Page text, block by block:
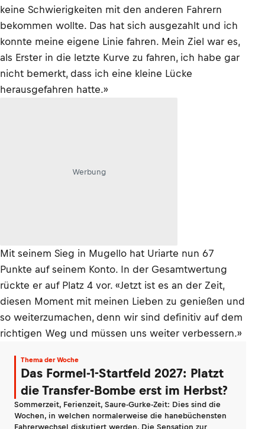
keine Schwierigkeiten mit den anderen Fahrern
bekommen wollte. Das hat sich ausgezahlt und ich
konnte meine eigene Linie fahren. Mein Ziel war es,
als Erster in die letzte Kurve zu fahren, ich habe gar
nicht bemerkt, dass ich eine kleine Lücke
herausgefahren hatte.»
Werbung
Mit seinem Sieg in Mugello hat Uriarte nun 67
Punkte auf seinem Konto. In der Gesamtwertung
rückte er auf Platz 4 vor. «Jetzt ist es an der Zeit,
diesen Moment mit meinen Lieben zu genießen und
so weiterzumachen, denn wir sind definitiv auf dem
richtigen Weg und müssen uns weiter verbessern.»
Thema der Woche
Das Formel-1-Startfeld 2027: Platzt
die Transfer-Bombe erst im Herbst?
Sommerzeit, Ferienzeit, Saure-Gurke-Zeit: Dies sind die
Wochen, in welchen normalerweise die hanebüchensten
Fahrerwechsel diskutiert werden. Die Sensation zur